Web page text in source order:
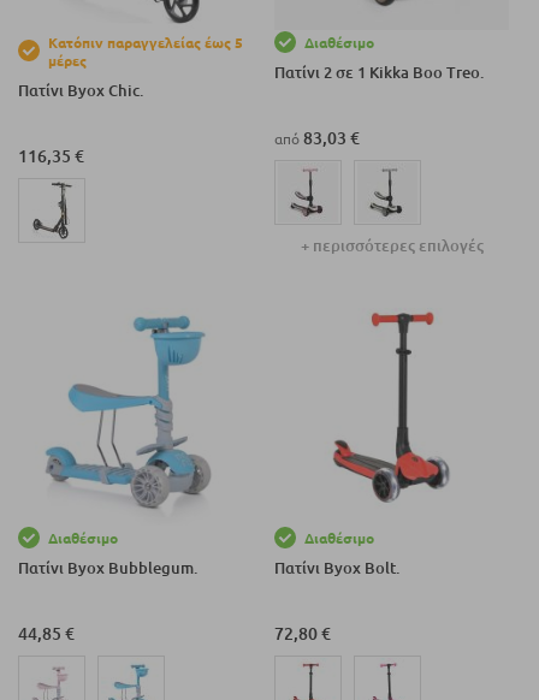
Κατόπιν παραγγελείας έως 5
μέρες
Πατίνι Byox Chic.
116,35 €
Διαθέσιμο
Πατίνι 2 σε 1 Kikka Boo Treo.
από 83,03 €
+ περισσότερες επιλογές
Διαθέσιμο
Πατίνι Byox Bubblegum.
44,85 €
Διαθέσιμο
Πατίνι Byox Bolt.
72,80 €